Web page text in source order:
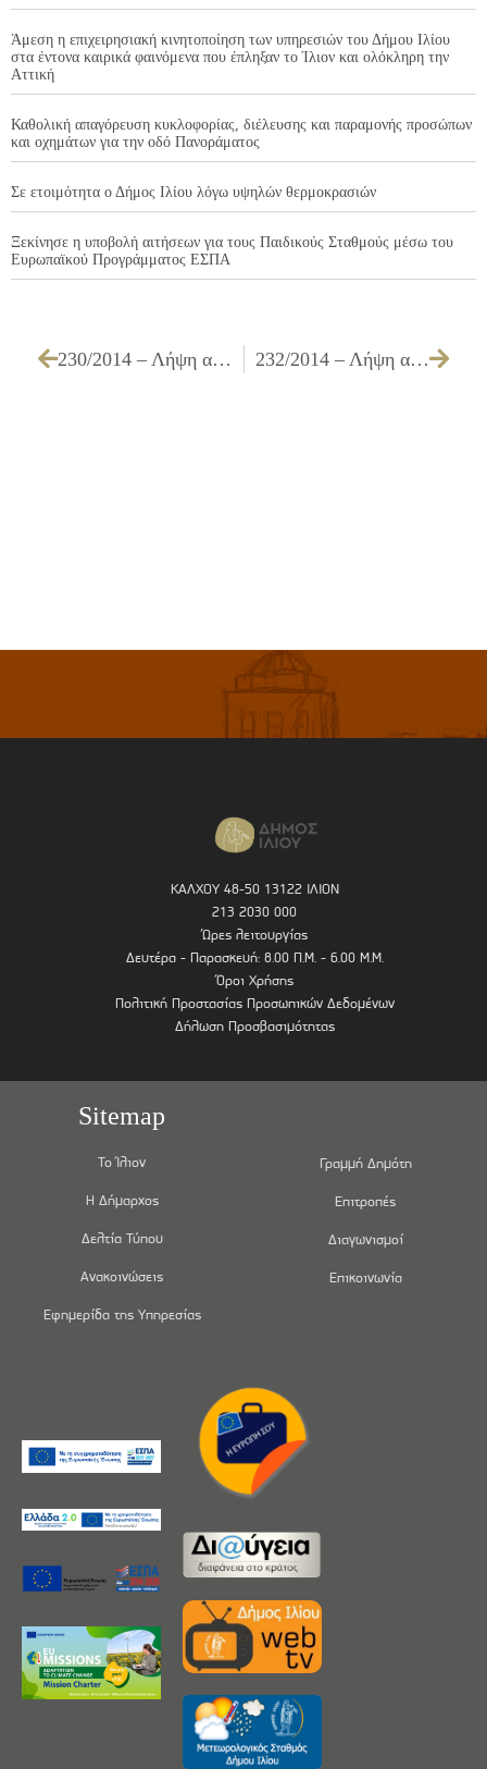
Άμεση η επιχειρησιακή κινητοποίηση των υπηρεσιών του Δήμου Ιλίου
στα έντονα καιρικά φαινόμενα που έπληξαν το Ίλιον και ολόκληρη την
Αττική
Καθολική απαγόρευση κυκλοφορίας, διέλευσης και παραμονής προσώπων
και οχημάτων για την οδό Πανοράματος
Σε ετοιμότητα ο Δήμος Ιλίου λόγω υψηλών θερμοκρασιών
Ξεκίνησε η υποβολή αιτήσεων για τους Παιδικούς Σταθμούς μέσω του
Ευρωπαϊκού Προγράμματος ΕΣΠΑ
230/2014 – Λήψη απόφασης για την παράταση της οριζόμενης υπό της συμβάσεως προθεσμίας για την «Προμήθεια ηλεκτρολογικού υλικού για τις ανάγκες συντήρησης δημοτικού φωτισμού και κτιρίων του Δήμου» 232/2014 – Λήψη απόφασης για την παράταση της οριζόμενης υπό της συμβάσεως προθεσμίας που αφορά την προμήθεια «Σίτιση μαθητών Μουσικού Γυμνασίου – Λυκείου Ιλίου»
ΚΑΛΧΟΥ 48-50 13122 ΙΛΙΟΝ
213 2030 000
Ώρες λειτουργίας
Δευτέρα - Παρασκευή: 8.00 Π.Μ. - 6.00 Μ.Μ.
Όροι Χρήσης
Πολιτική Προστασίας Προσωπικών Δεδομένων
Δήλωση Προσβασιμότητας
Sitemap
Το Ίλιον
Η Δήμαρχος
Δελτία Τύπου
Ανακοινώσεις
Εφημερίδα της Υπηρεσίας
Γραμμή Δημότη
Επιτροπές
Διαγωνισμοί
Επικοινωνία